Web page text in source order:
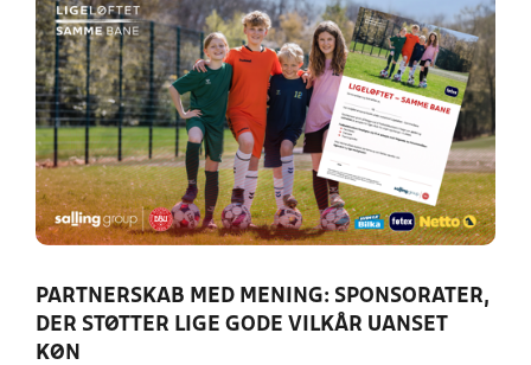
PARTNERSKAB MED MENING: SPONSORATER,
DER STØTTER LIGE GODE VILKÅR UANSET
KØN